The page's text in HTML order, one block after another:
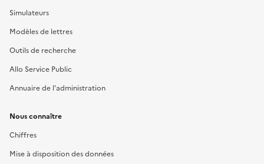
Simulateurs
Modèles de lettres
Outils de recherche
Allo Service Public
Annuaire de l'administration
Nous connaître
Chiffres
Mise à disposition des données